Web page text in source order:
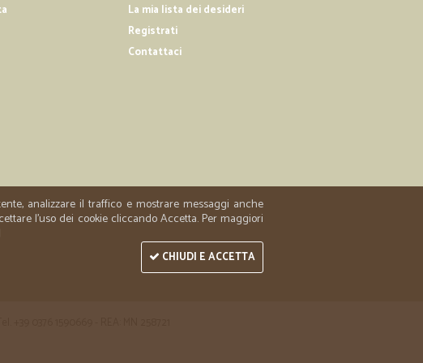
la prima volta e…
prima volta e sono rimasta molto ma molto soddisfatta. Sto già
Prodotto eccezionale!!!!!!!!!
La mia lista dei desideri
Registrati
Contattaci
analizzare il traffico e mostrare messaggi anche
l'uso dei cookie cliccando Accetta. Per maggiori
CHIUDI E ACCETTA